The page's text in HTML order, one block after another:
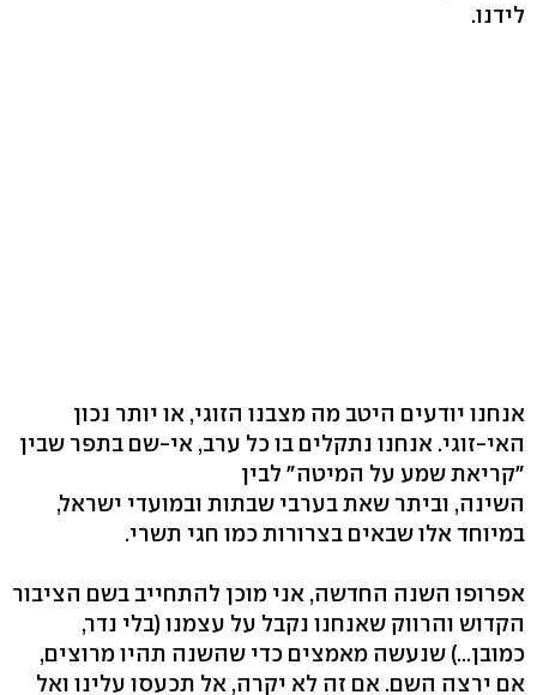
לידנו.
אנחנו יודעים היטב מה מצבנו הזוגי, או יותר נכון
האי-זוגי. אנחנו נתקלים בו כל ערב, אי-שם בתפר שבין
"קריאת שמע על המיטה" לבין
השינה, וביתר שאת בערבי שבתות ובמועדי ישראל,
במיוחד אלו שבאים בצרורות כמו חגי תשרי.
אפרופו השנה החדשה, אני מוכן להתחייב בשם הציבור
הקדוש והרווק שאנחנו נקבל על עצמנו (בלי נדר,
כמובן...) שנעשה מאמצים כדי שהשנה תהיו מרוצים,
אם ירצה השם. אם זה לא יקרה, אל תכעסו עלינו ואל